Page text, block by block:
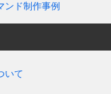
ンド制作事例
いて